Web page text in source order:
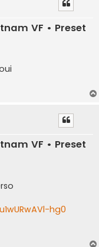
VF • Preset
VF • Preset
hg0